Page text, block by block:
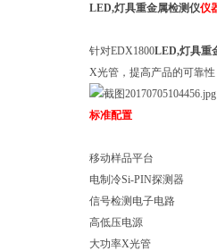
LED,灯具重金属检测仪仪
针对EDX1800LED,灯具重
X光管，提高产品的可靠
标准配置
移动样品平台
电制冷Si-PIN探测器
信号检测电子电路
高低压电源
大功率X光管